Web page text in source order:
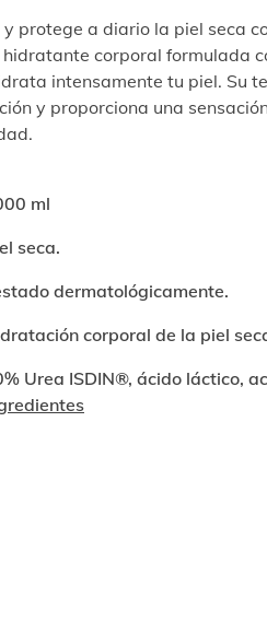
y protege a diario la piel seca
hidratante corporal formulada
intensamente tu piel. Su
y proporciona una
ml
seca.
dermatológicamente.
corporal de la piel
Urea ISDIN®, ácido láctico,